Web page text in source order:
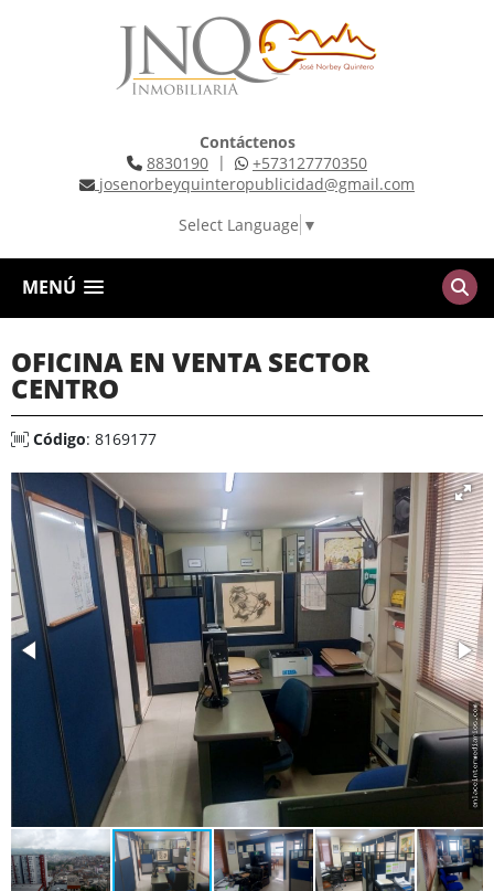
Contáctenos
8830190 |
+573127770350
josenorbeyquinteropublicidad@gmail.com
Select Language ▼
MENÚ
OFICINA EN VENTA SECTOR
CENTRO
Código: 8169177